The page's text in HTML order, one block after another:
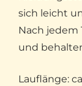
sich leicht
Nach jedem
und
Lauflänge: